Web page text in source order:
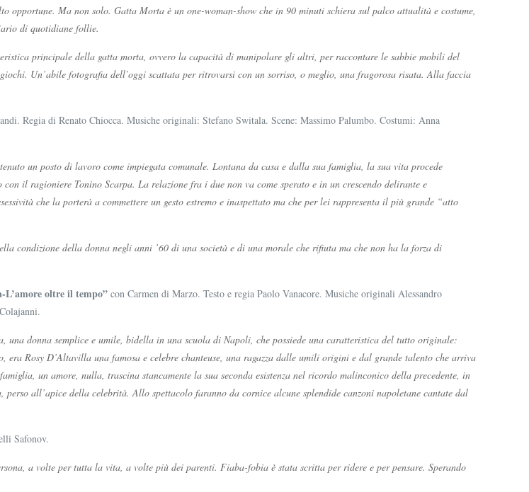
opportune. Ma non solo. Gatta Morta è un one-woman-show che in 90 minuti schiera sul palco attualità e costume,
di quotidiane follie.
principale della gatta morta, ovvero la capacità di manipolare gli altri, per raccontare le sabbie mobili del
Un’abile fotografia dell’oggi scattata per ritrovarsi con un sorriso, o meglio, una fragorosa risata. Alla faccia
Regia di Renato Chiocca. Musiche originali: Stefano Switala. Scene: Massimo Palumbo. Costumi: Anna
un posto di lavoro come impiegata comunale. Lontana da casa e dalla sua famiglia, la sua vita procede
il ragioniere Tonino Scarpa. La relazione fra i due non va come sperato e in un crescendo delirante e
che la porterà a commettere un gesto estremo e inaspettato ma che per lei rappresenta il più grande “atto
condizione della donna negli anni ’60 di una società e di una morale che rifiuta ma che non ha la forza di
L’amore oltre il tempo” con Carmen di Marzo. Testo e regia Paolo Vanacore. Musiche originali Alessandro
donna semplice e umile, bidella in una scuola di Napoli, che possiede una caratteristica del tutto originale:
Rosy D’Altavilla una famosa e celebre chanteuse, una ragazza dalle umili origini e dal grande talento che arriva
un amore, nulla, trascina stancamente la sua seconda esistenza nel ricordo malinconico della precedente, in
all’apice della celebrità. Allo spettacolo faranno da cornice alcune splendide canzoni napoletane cantate dal
Safonov.
a volte per tutta la vita, a volte più dei parenti. Fiaba-fobia è stata scritta per ridere e per pensare. Sperando